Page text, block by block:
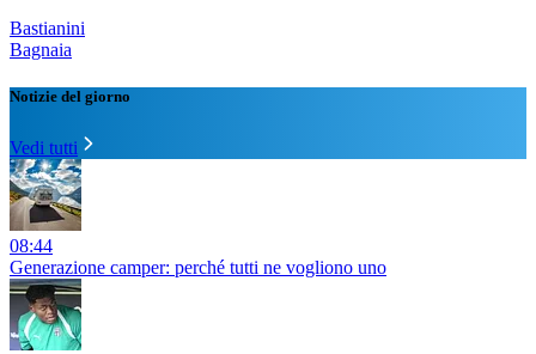
Bastianini
Bagnaia
Notizie del giorno
Vedi tutti
08:44
Generazione camper: perché tutti ne vogliono uno